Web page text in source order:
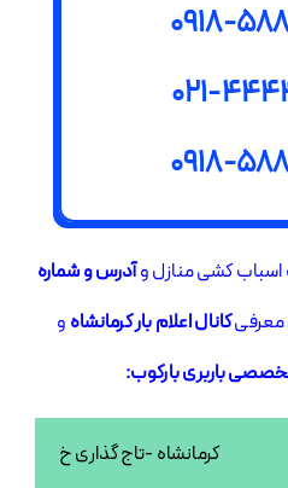
0918-
021-
0918-
کشی منازل وآدرس و شماره
معرفیکانال اعلام بار کرمانشاه و
باربری بارکوب:
کرمانشاه -تاج گذاری خ